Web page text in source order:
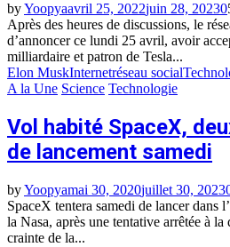
byYoopyaavril 25, 2022juin 28, 20230
Après des heures de discussions, le
d’annoncer ce lundi 25 avril, avoir
milliardaire et patron de Tesla...
Elon MuskInternetréseau social
A la Une Science Technologie
Vol habité SpaceX,
de lancement samedi
byYoopyamai 30, 2020juillet 30, 2023
SpaceX tentera samedi de lancer dans
la Nasa, après une tentative arrêtée à
crainte de la...